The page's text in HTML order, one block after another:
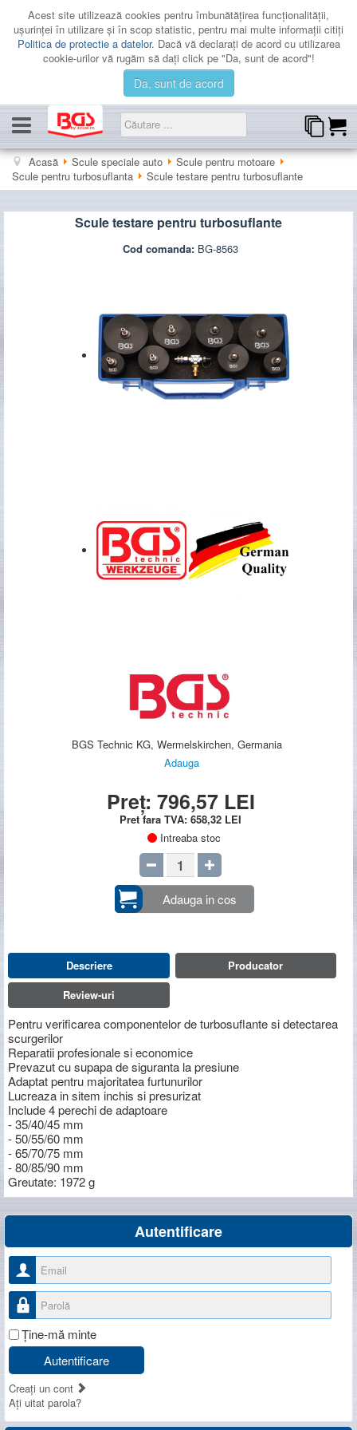
Acest site utilizează cookies pentru îmbunătăţirea funcţionalităţii,
uşurinţei în utilizare şi în scop statistic, pentru mai multe informaţii citiţi
Politica de protectie a datelor. Dacă vă declaraţi de acord cu utilizarea
cookie-urilor vă rugăm să daţi click pe "Da, sunt de acord"!
Da, sunt de acord
CATEGORII
PROMOTII
LICHIDARE
Acasă Scule speciale auto
Scule pentru motoare
Scule pentru turbosuflanta
Scule testare pentru turbosuflante
Scule testare pentru turbosuflante
Cod comanda: BG-8563
BGS Technic KG, Wermelskirchen, Germania
Adauga
Preț: 796,57 LEI
Pret fara TVA:658,32 LEI
Intreaba stoc
Adauga in cos
Descriere
Pentru verificarea componentelor de turbosuflante si detectarea
scurgerilor
Reparatii profesionale si economice
Prevazut cu supapa de siguranta la presiune
Adaptat pentru majoritatea furtunurilor
Lucreaza in sitem inchis si presurizat
Include 4 perechi de adaptoare
- 35/40/45 mm
- 50/55/60 mm
- 65/70/75 mm
- 80/85/90 mm
Greutate: 1972 g
Producator
Review-uri
Autentificare
Nume utilizator
Parolă
Ţine-mă minte
Autentificare
Creaţi un cont
Aţi uitat parola?